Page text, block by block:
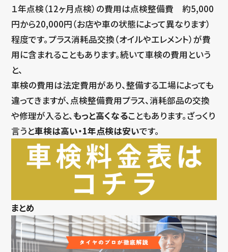
１年点検（12ヶ月点検）の費用は点検整備費 約5,000
円から20,000円（お店や車の状態によって異なります）
程度です。プラス消耗品交換（オイルやエレメント）が費
用に含まれることもあります。続いて車検の費用という
と、
車検の費用は法定費用があり、整備する工場によっても
違ってきますが、点検整備費用プラス、消耗部品の交換
や修理が入ると、 もっと高くなることもあります。ざっくり
言うと車検は高い・1年点検は安いです。
まとめ